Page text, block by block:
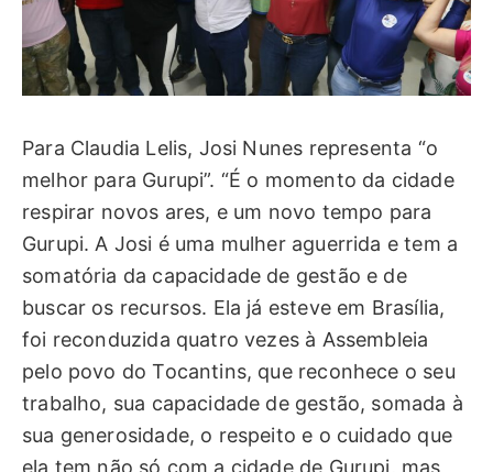
Para Claudia Lelis, Josi Nunes representa “o
melhor para Gurupi”. “É o momento da cidade
respirar novos ares, e um novo tempo para
Gurupi. A Josi é uma mulher aguerrida e tem a
somatória da capacidade de gestão e de
buscar os recursos. Ela já esteve em Brasília,
foi reconduzida quatro vezes à Assembleia
pelo povo do Tocantins, que reconhece o seu
trabalho, sua capacidade de gestão, somada à
sua generosidade, o respeito e o cuidado que